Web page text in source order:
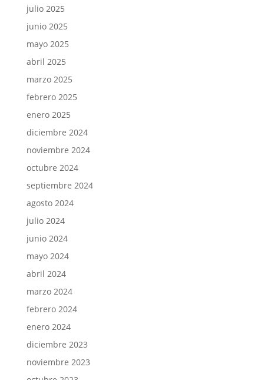
julio 2025
junio 2025
mayo 2025
abril 2025
marzo 2025
febrero 2025
enero 2025
diciembre 2024
noviembre 2024
octubre 2024
septiembre 2024
agosto 2024
julio 2024
junio 2024
mayo 2024
abril 2024
marzo 2024
febrero 2024
enero 2024
diciembre 2023
noviembre 2023